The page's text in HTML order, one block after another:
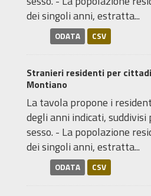
dei singoli anni, estratta...
ODATA CSV
Stranieri residenti per
Montiano
La tavola propone i
degli anni indicati,
sesso. - La popolazione
dei singoli anni, estratta...
ODATA CSV